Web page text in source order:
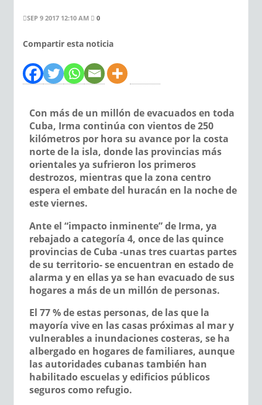
SEP 9 2017 12:10 AM 0
Compartir esta noticia
Con más de un millón de evacuados en toda
Cuba, Irma continúa con vientos de 250
kilómetros por hora su avance por la costa
norte de la isla, donde las provincias más
orientales ya sufrieron los primeros
destrozos, mientras que la zona centro
espera el embate del huracán en la noche de
este viernes.
Ante el “impacto inminente” de Irma, ya
rebajado a categoría 4, once de las quince
provincias de Cuba -unas tres cuartas partes
de su territorio- se encuentran en estado de
alarma y en ellas ya se han evacuado de sus
hogares a más de un millón de personas.
El 77 % de estas personas, de las que la
mayoría vive en las casas próximas al mar y
vulnerables a inundaciones costeras, se ha
albergado en hogares de familiares, aunque
las autoridades cubanas también han
habilitado escuelas y edificios públicos
seguros como refugio.